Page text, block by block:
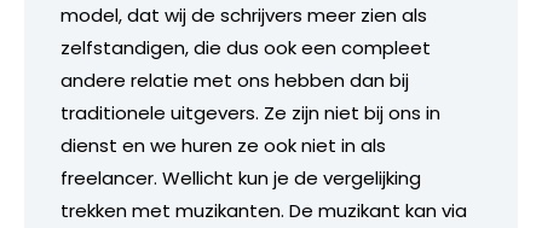
model, dat wij de schrijvers meer zien als
zelfstandigen, die dus ook een compleet
andere relatie met ons hebben dan bij
traditionele uitgevers. Ze zijn niet bij ons in
dienst en we huren ze ook niet in als
freelancer. Wellicht kun je de vergelijking
trekken met muzikanten. De muzikant kan via